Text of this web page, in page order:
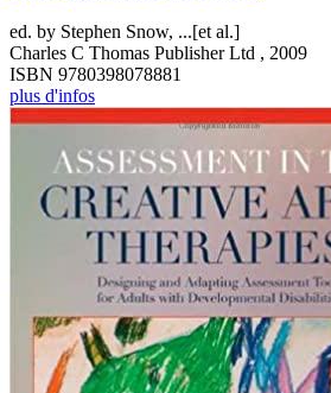
ed. by Stephen Snow, ...[et al.]
Charles C Thomas Publisher Ltd , 2009
ISBN 9780398078881
plus d'infos